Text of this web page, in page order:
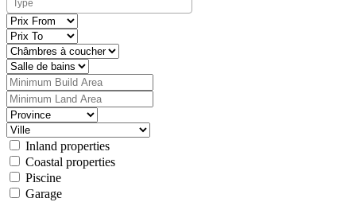
Inland properties
Coastal properties
Piscine
Garage